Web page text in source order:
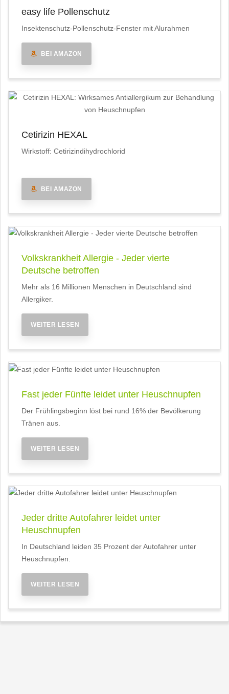
easy life Pollenschutz
Insektenschutz-Pollenschutz-Fenster mit Alurahmen
BEI AMAZON
Cetirizin HEXAL
Wirkstoff: Cetirizindihydrochlorid
BEI AMAZON
Volkskrankheit Allergie - Jeder vierte
Deutsche betroffen
Mehr als 16 Millionen Menschen in Deutschland sind
Allergiker.
WEITER LESEN
Fast jeder Fünfte leidet unter Heuschnupfen
Der Frühlingsbeginn löst bei rund 16% der Bevölkerung
Tränen aus.
WEITER LESEN
Jeder dritte Autofahrer leidet unter
Heuschnupfen
In Deutschland leiden 35 Prozent der Autofahrer unter
Heuschnupfen.
WEITER LESEN